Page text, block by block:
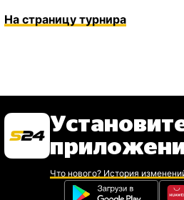
На страницу турнира
Что нового? История